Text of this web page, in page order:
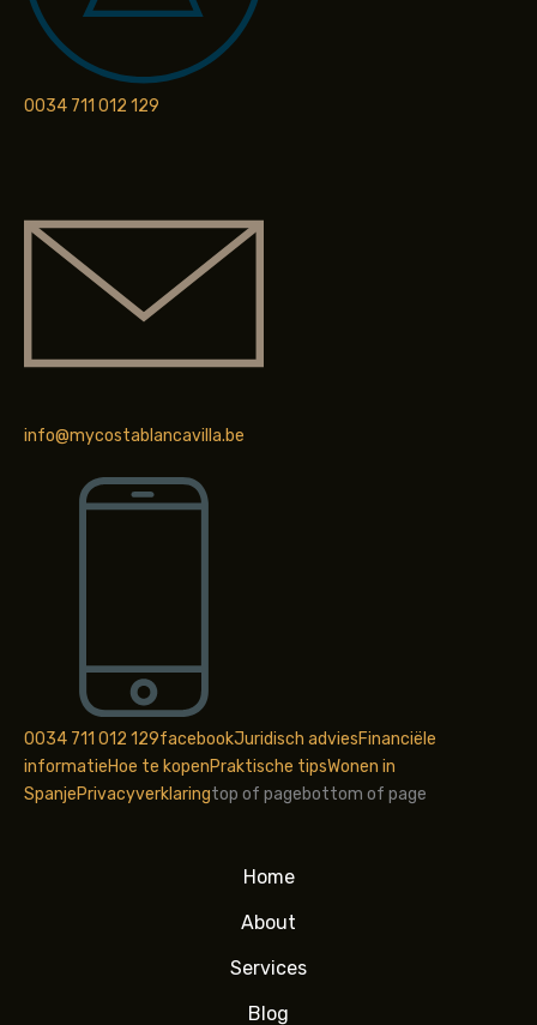
0034 711 012 129
info@mycostablancavilla.be
0034 711 012 129facebookJuridisch adviesFinanciële
informatieHoe te kopenPraktische tipsWonen in
SpanjePrivacyverklaringtop of pagebottom of page
Home
About
Services
Blog